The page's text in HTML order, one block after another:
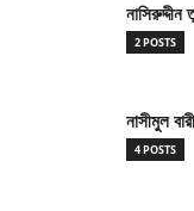
নাসিরুদ্দীন
2 POSTS
নাসীমুল বারী
4 POSTS